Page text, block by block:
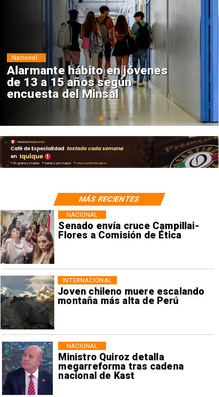
Aprueban creación del Parque
Sebastián Piñera con inversión
de $4 mil millones
Regiones
Senado envía cruce Campillai-
Flores a Comisión de Ética
NACIONAL
Joven chileno muere escalando
montaña más alta de Perú
INTERNACIONAL
Ministro Quiroz detalla
megarreforma tras cadena
nacional de Kast
NACIONAL
MÁS RECIENTES